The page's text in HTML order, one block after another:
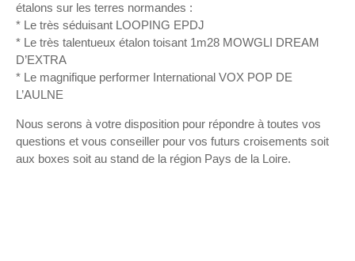
étalons sur les terres normandes :
* Le très séduisant LOOPING EPDJ
* Le très talentueux étalon toisant 1m28 MOWGLI DREAM
D’EXTRA
* Le magnifique performer International VOX POP DE
L’AULNE
Nous serons à votre disposition pour répondre à toutes vos
questions et vous conseiller pour vos futurs croisements soit
aux boxes soit au stand de la région Pays de la Loire.